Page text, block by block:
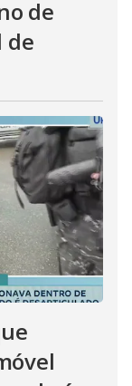
de
de